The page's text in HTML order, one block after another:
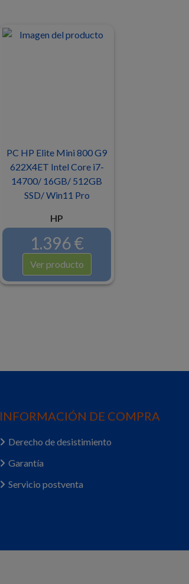
PC HP Elite Mini 800 G9
622X4ET Intel Core i7-
14700/ 16GB/ 512GB
SSD/ Win11 Pro
HP
1.396 €
Ver producto
INFORMACIÓN DE COMPRA
Derecho de desistimiento
Garantía
Servicio postventa